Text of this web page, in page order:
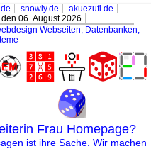
snowly.de
akuezufi.de
06. August 2026
Webseiten, Datenbanken,
Frau Homepage?
ist ihre Sache. Wir machen